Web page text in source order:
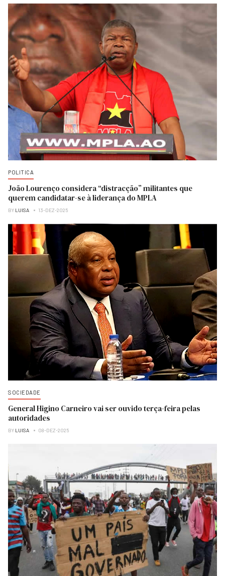
POLITICA
João Lourenço considera “distracção” militantes que
querem candidatar-se à liderança do MPLA
BY LUISA 13-DEZ-2025
SOCIEDADE
General Higino Carneiro vai ser ouvido terça-feira pelas
autoridades
BY LUISA 08-DEZ-2025